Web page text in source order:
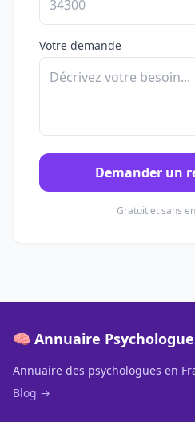
Votre demande
Demander un
Gratuit et sans
🧠 Annuaire
Annuaire des psychologues en
Blog →